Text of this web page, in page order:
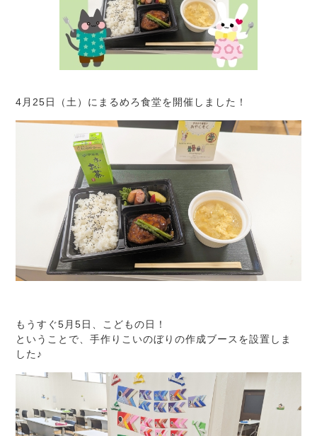
4月25日（土）にまるめろ食堂を開催しました！
もうすぐ5月5日、こどもの日！
ということで、手作りこいのぼりの作成ブースを設置しま
した♪